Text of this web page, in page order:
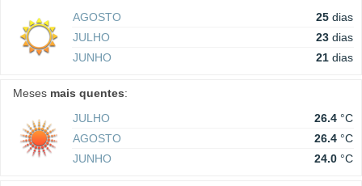
AGOSTO
25 dias
JULHO
23 dias
JUNHO
21 dias
Meses mais quentes:
JULHO
26.4 °C
AGOSTO
26.4 °C
JUNHO
24.0 °C